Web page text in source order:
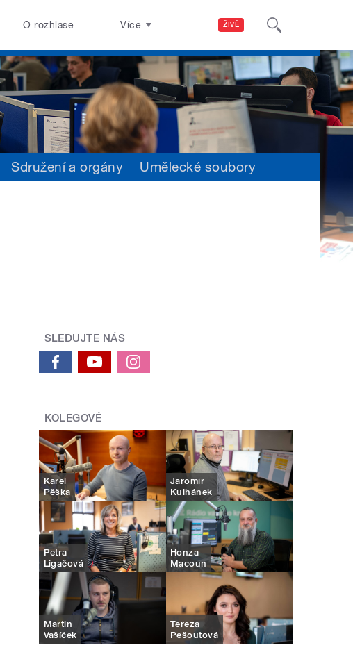
ŽIVĚ
O rozhlase Více
Sdružení a orgány Umělecké soubory
SLEDUJTE NÁS
KOLEGOVÉ
Karel
Pěška
Jaromír
Kulhánek
Petra
Ligačová
Honza
Macoun
Martin
Vašíček
Tereza
Pešoutová